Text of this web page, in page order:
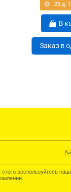
23 д.
В
Заказ в
воспользуйтесь